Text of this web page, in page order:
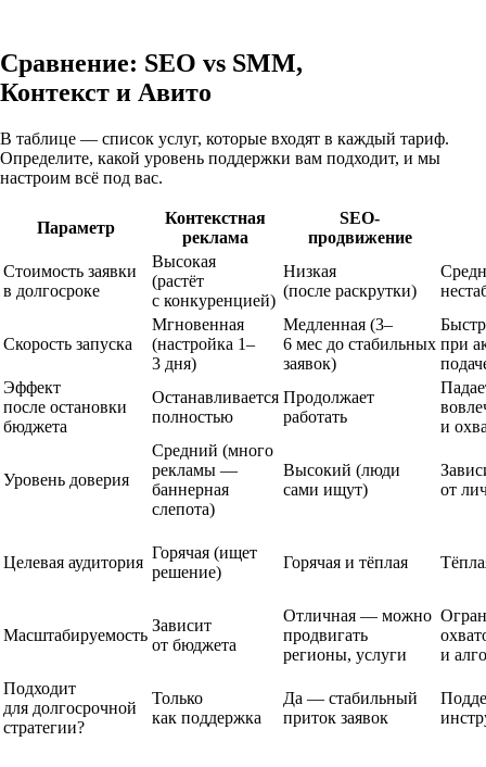
Сравнение: SEO vs SMM,
Контекст и Авито
В таблице — список услуг, которые входят в каждый тариф.
Определите, какой уровень поддержки вам подходит, и мы
настроим всё под вас.
Параметр
Контекстная
реклама
SEO-
продвижение
Стоимость заявки
в долгосроке
Высокая
(растёт
с конкуренцией)
Низкая
(после раскрутки)
Скорость запуска
Мгновенная
(настройка 1–
3 дня)
Медленная (3–
6 мес до стабильных
заявок)
при
Эффект
после остановки
бюджета
Останавливается
полностью
Продолжает
работать
и
Уровень доверия
Средний (много
рекламы —
баннерная
слепота)
Высокий (люди
сами ищут)
от
Целевая аудитория
Горячая (ищет
решение)
Горячая и тёплая
Масштабируемость
Зависит
от бюджета
Отличная — можно
продвигать
регионы, услуги
и
Подходит
для долгосрочной
стратегии?
Только
как поддержка
Да — стабильный
приток заявок